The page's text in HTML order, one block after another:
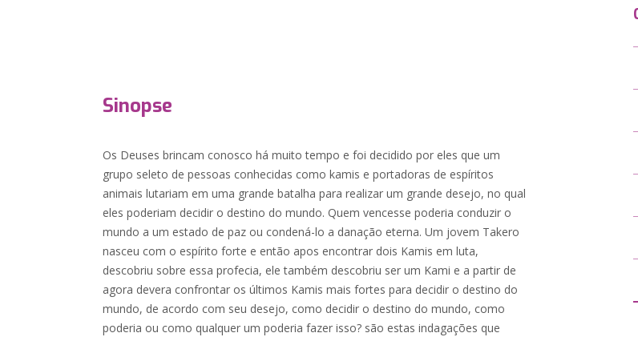
Sinopse
Os Deuses brincam conosco há muito tempo e foi decidido por eles que um
grupo seleto de pessoas conhecidas como kamis e portadoras de espíritos
animais lutariam em uma grande batalha para realizar um grande desejo, no qual
eles poderiam decidir o destino do mundo. Quem vencesse poderia conduzir o
mundo a um estado de paz ou condená-lo a danação eterna. Um jovem Takero
nasceu com o espírito forte e então apos encontrar dois Kamis em luta,
descobriu sobre essa profecia, ele também descobriu ser um Kami e a partir de
agora devera confrontar os últimos Kamis mais fortes para decidir o destino do
mundo, de acordo com seu desejo, como decidir o destino do mundo, como
poderia ou como qualquer um poderia fazer isso? são estas indagações que